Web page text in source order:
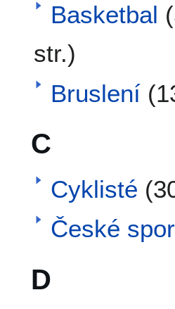
Basketbal
str.)
Bruslení
C
Cyklisté
České
D